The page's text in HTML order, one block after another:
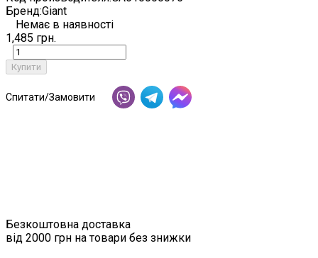
Бренд:Giant
Немає в наявності
1,485 грн.
Купити
Спитати/Замовити
Безкоштовна доставка
від 2000 грн на товари без знижки